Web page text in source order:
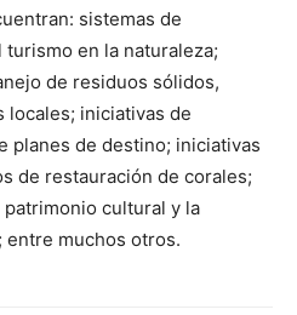
sistemas de
en la naturaleza;
de residuos sólidos,
locales; iniciativas de
planes de destino; iniciativas
de restauración de corales;
cultural y la
entre muchos otros.